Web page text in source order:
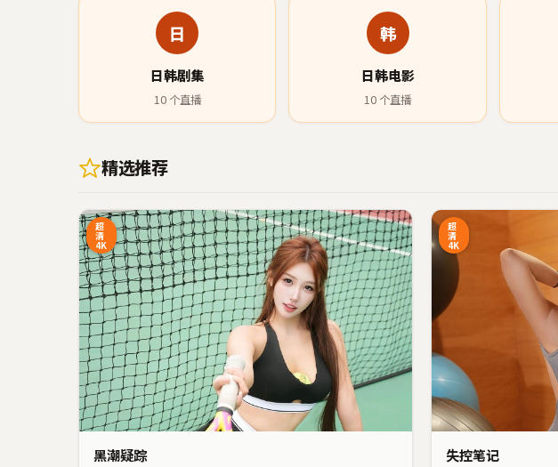
日
日韩剧集
10个直播
韩
日韩电影
10 个直播
精选推荐
超
清
4K
黑潮疑踪
超
清
4K
失控笔记